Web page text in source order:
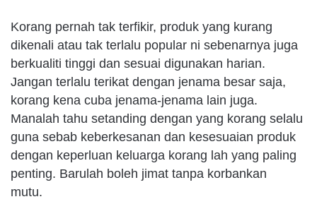
Korang pernah tak terfikir, produk yang kurang
dikenali atau tak terlalu popular ni sebenarnya juga
berkualiti tinggi dan sesuai digunakan harian.
Jangan terlalu terikat dengan jenama besar saja,
korang kena cuba jenama-jenama lain juga.
Manalah tahu setanding dengan yang korang selalu
guna sebab keberkesanan dan kesesuaian produk
dengan keperluan keluarga korang lah yang paling
penting. Barulah boleh jimat tanpa korbankan
mutu.